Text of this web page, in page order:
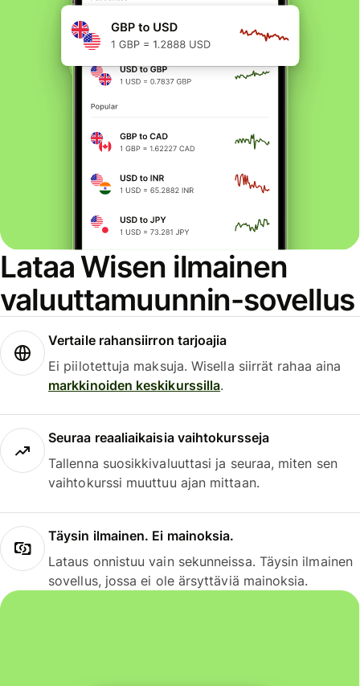
Lataa Wisen ilmainen
valuuttamuunnin-sovellus
Vertaile rahansiirron tarjoajia
Ei piilotettuja maksuja. Wisella siirrät rahaa aina
markkinoiden keskikurssilla.
Seuraa reaaliaikaisia vaihtokursseja
Tallenna suosikkivaluuttasi ja seuraa, miten sen
vaihtokurssi muuttuu ajan mittaan.
Täysin ilmainen. Ei mainoksia.
Lataus onnistuu vain sekunneissa. Täysin ilmainen
sovellus, jossa ei ole ärsyttäviä mainoksia.